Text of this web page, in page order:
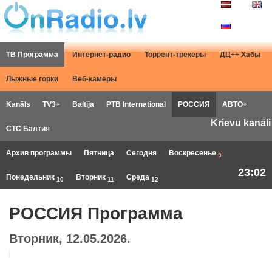
ТВ Программа Интернет-радио Торрент-трекеры ДЦ++ Хабы
Лыжные горки Веб-камеры
Kanāls TV3+ Baltija РТB International РОССИЯ АВТО+
СТС Балтия
Krievu kanāli
Архив программы Пятница Сегодня Воскресенье 9
Понедельник 10 Вторник 11 Среда 12
23:02
РОССИЯ Программа
Вторник, 12.05.2026.